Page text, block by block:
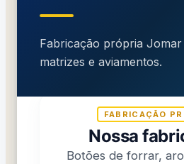
Fabricação própria
matrizes e aviamentos.
FABRICAÇÃO
Nossa
Botões de forrar,